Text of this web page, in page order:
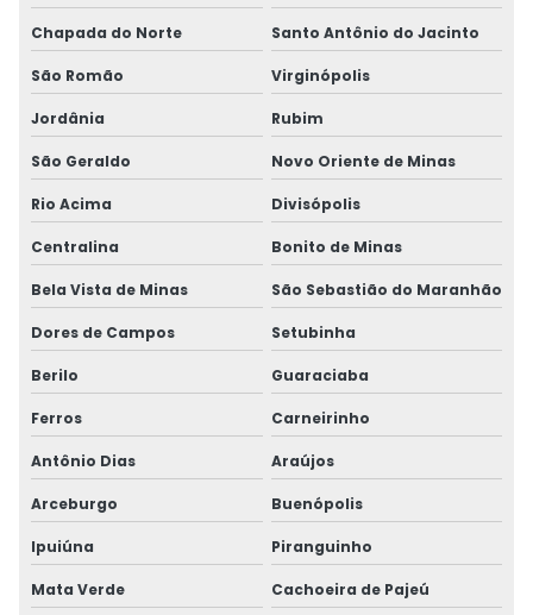
Chapada do Norte Santo Antônio do Jacinto
São Romão Virginópolis
Jordânia Rubim
São Geraldo Novo Oriente de Minas
Rio Acima Divisópolis
Centralina Bonito de Minas
Bela Vista de Minas São Sebastião do Maranhão
Dores de Campos Setubinha
Berilo Guaraciaba
Ferros Carneirinho
Antônio Dias Araújos
Arceburgo Buenópolis
Ipuiúna Piranguinho
Mata Verde Cachoeira de Pajeú